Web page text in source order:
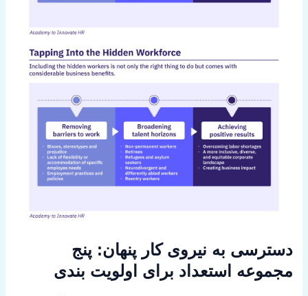
دسترسی به نیروی کار پنهان: پنج
مجموعه استعداد برای اولویت بندی